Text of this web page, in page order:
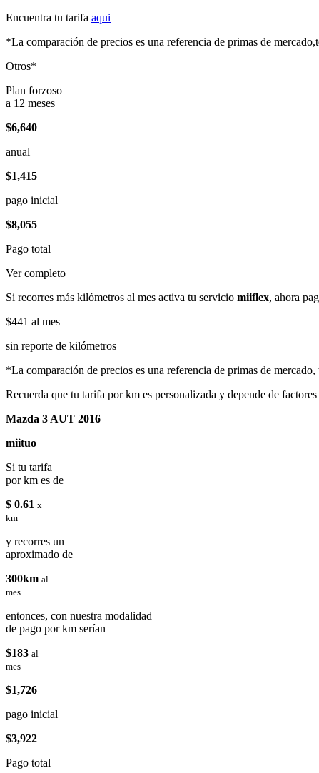
Encuentra tu tarifa aqui
*La comparación de precios es una referencia de primas de
Otros*
Plan forzoso
a 12 meses
$6,640
anual
$1,415
pago inicial
$8,055
Pago total
Ver completo
Si recorres más kilómetros al mes activa tu servicio miiflex, ahora
$441 al mes
sin reporte de kilómetros
*La comparación de precios es una referencia de primas de
Recuerda que tu tarifa por km es personalizada y depende de
Mazda 3 AUT 2016
miituo
Si tu tarifa
por km es de
$ 0.61 x
km
y recorres un
aproximado de
300km al
mes
entonces, con nuestra modalidad
de pago por km serían
$183 al
mes
$1,726
pago inicial
$3,922
Pago total